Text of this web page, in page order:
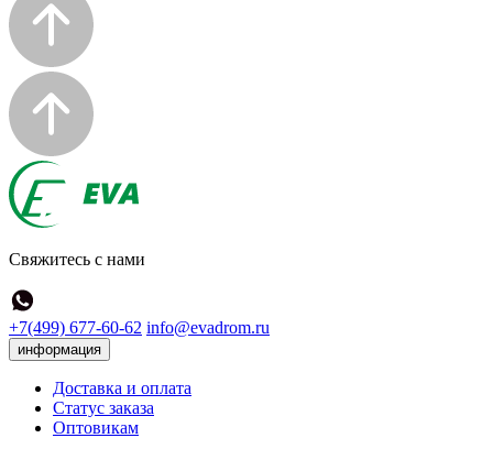
Свяжитесь с нами
+7(499) 677-60-62 info@evadrom.ru
информация
Доставка и оплата
Статус заказа
Оптовикам